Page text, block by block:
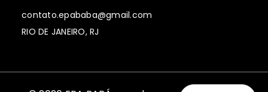
contato.epababa@gmail.com
RIO DE JANEIRO, RJ